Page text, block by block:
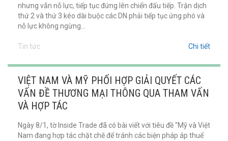
nhưng vẫn nỗ lực, tiếp tục đứng lên chiến đấu tiếp. Trận dịch
thứ 2 và thứ 3 kéo dài buộc các DN phải tiếp tục ứng phó và
nỗ lực không ngừng...
Tin tức Chi tiết
VIỆT NAM VÀ MỸ PHỐI HỢP GIẢI QUYẾT CÁC
VẤN ĐỀ THƯƠNG MẠI THÔNG QUA THAM VẤN
VÀ HỢP TÁC
Ngày 8/1, tờ Inside Trade đã có bài viết với tiêu đề "Mỹ và Việt
Nam đang hợp tác chặt chẽ để tránh các biện pháp áp thuế